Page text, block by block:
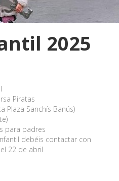
2025
Piratas
Plaza Sanchís Banús)
para padres
debéis contactar con
22 de abril